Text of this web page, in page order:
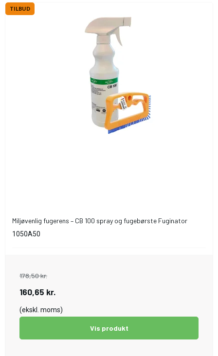
TILBUD
Miljøvenlig fugerens – CB 100 spray og fugebørste Fuginator
1050A50
178,50 kr.
160,65 kr.
(ekskl. moms)
Vis produkt